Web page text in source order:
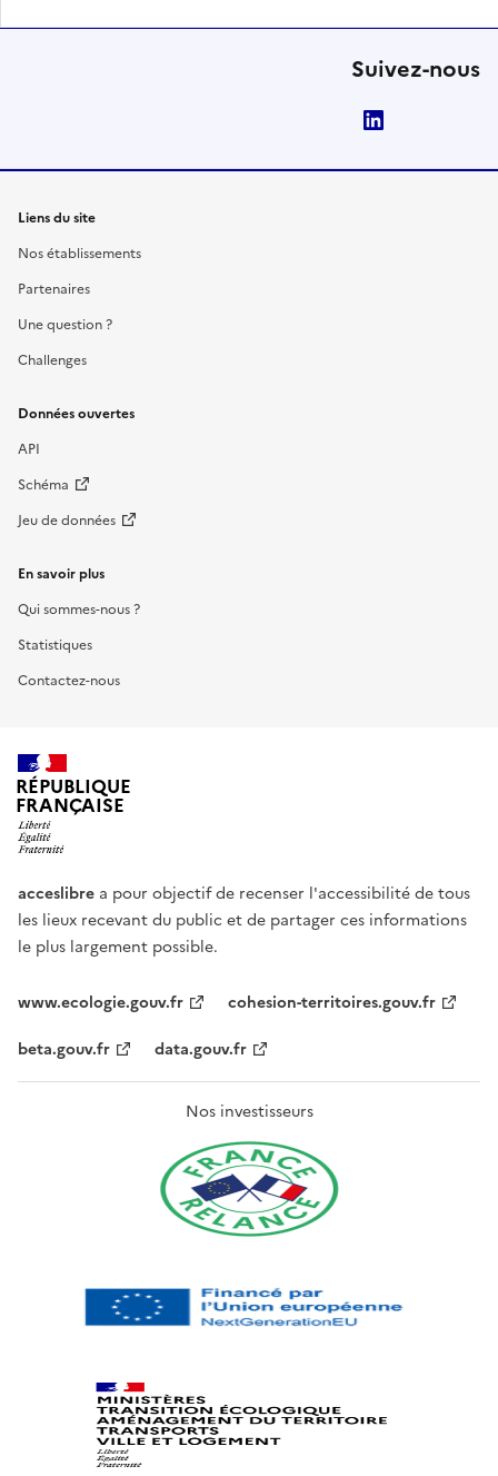
Suivez-nous
Liens du site
Nos établissements
Partenaires
Une question ?
Challenges
Données ouvertes
API
Schéma
Jeu de données
En savoir plus
Qui sommes-nous ?
Statistiques
Contactez-nous
RÉPUBLIQUE
FRANÇAISE
acceslibre a pour objectif de recenser l'accessibilité de tous
les lieux recevant du public et de partager ces informations
le plus largement possible.
www.ecologie.gouv.fr
cohesion-territoires.gouv.fr
beta.gouv.fr
data.gouv.fr
Nos investisseurs